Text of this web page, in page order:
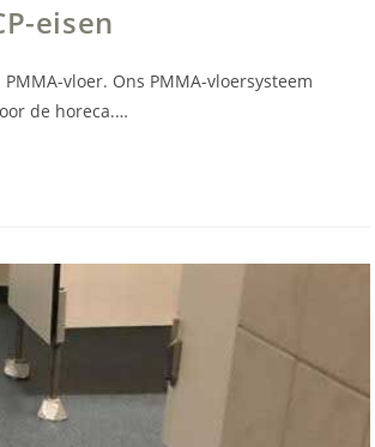
eisen
vloer. Ons PMMA-vloersysteem
de horeca.…